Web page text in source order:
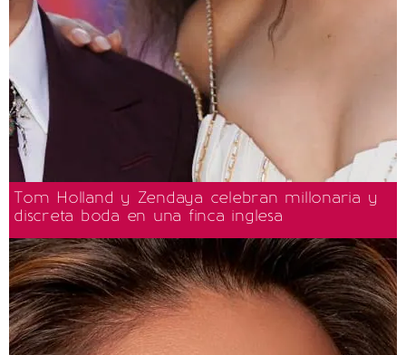
Tom Holland y Zendaya celebran millonaria y
discreta boda en una finca inglesa